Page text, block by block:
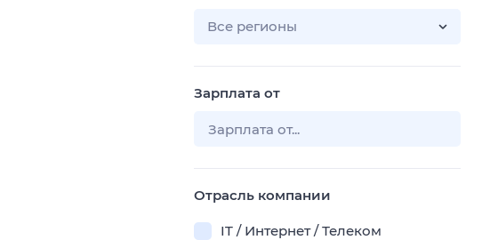
Все регионы
Зарплата от
Отрасль компании
IT / Интернет / Телеком